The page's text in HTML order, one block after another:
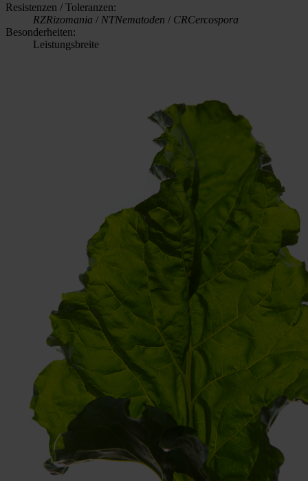
Resistenzen / Toleranzen:
RZRizomania / NTNematoden / CRCercospora
Besonderheiten:
Leistungsbreite